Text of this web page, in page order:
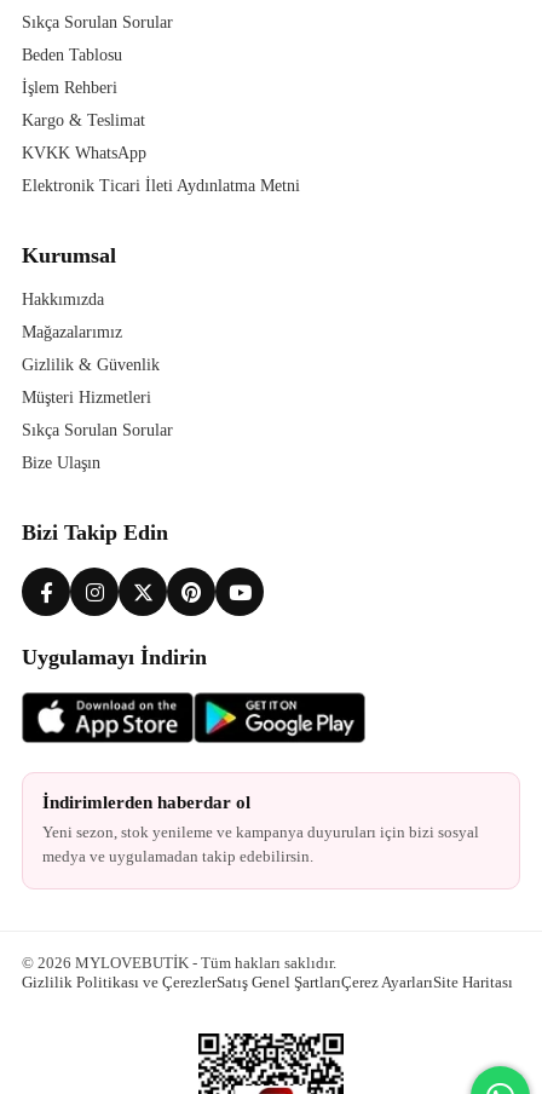
Sıkça Sorulan Sorular
Beden Tablosu
İşlem Rehberi
Kargo & Teslimat
KVKK WhatsApp
Elektronik Ticari İleti Aydınlatma Metni
Kurumsal
Hakkımızda
Mağazalarımız
Gizlilik & Güvenlik
Müşteri Hizmetleri
Sıkça Sorulan Sorular
Bize Ulaşın
Bizi Takip Edin
Uygulamayı İndirin
İndirimlerden haberdar ol
Yeni sezon, stok yenileme ve kampanya duyuruları için bizi sosyal
medya ve uygulamadan takip edebilirsin.
© 2026 MYLOVEBUTİK - Tüm hakları saklıdır.
Gizlilik Politikası ve ÇerezlerSatış Genel ŞartlarıÇerez AyarlarıSite Haritası